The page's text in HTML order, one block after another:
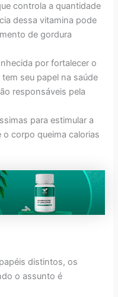
controla a quantidade
dessa vitamina pode
de gordura
por fortalecer o
seu papel na saúde
responsáveis pela
para estimular a
corpo queima calorias
distintos, os
o assunto é